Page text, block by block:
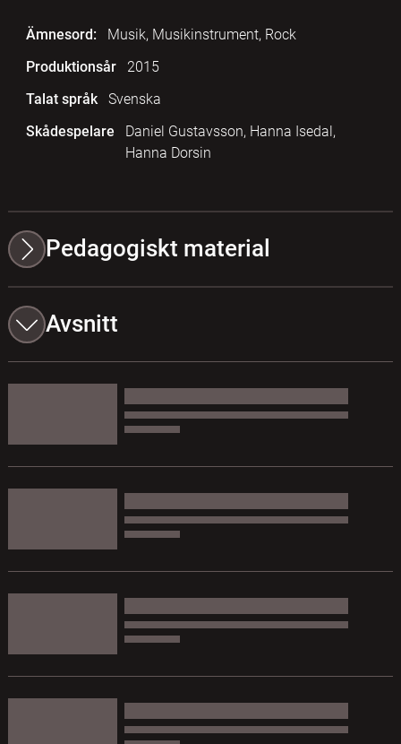
Ämnesord:
Musik, Musikinstrument, Rock
Produktionsår
2015
Talat språk
Svenska
Skådespelare
Daniel Gustavsson, Hanna Isedal,
Hanna Dorsin
Pedagogiskt material
Avsnitt